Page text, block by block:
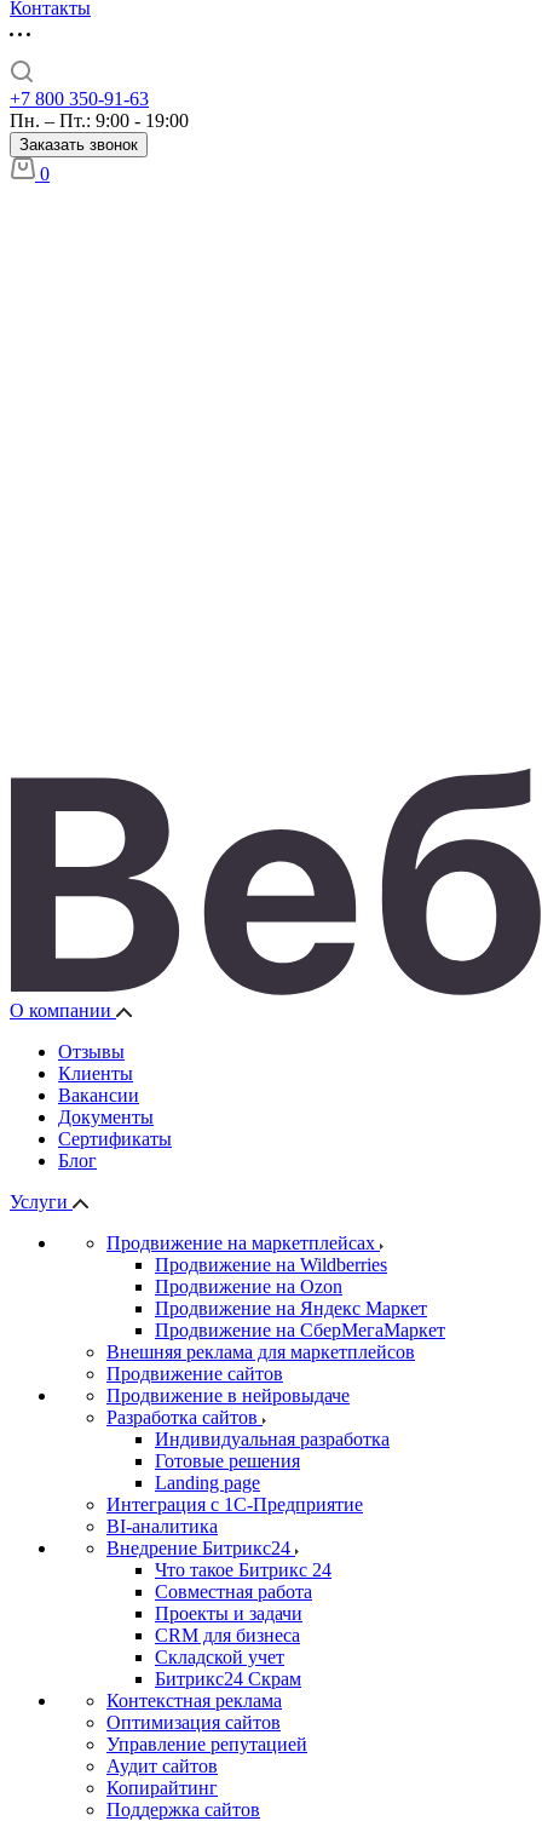
Контакты
+7 800 350-91-63
Пн. – Пт.: 9:00 - 19:00
Заказать звонок
0
О компании
Отзывы
Клиенты
Вакансии
Документы
Сертификаты
Блог
Услуги
Продвижение на маркетплейсах
Продвижение на Wildberries
Продвижение на Ozon
Продвижение на Яндекс Маркет
Продвижение на СберМегаМаркет
Внешняя реклама для маркетплейсов
Продвижение сайтов
Продвижение в нейровыдаче
Разработка сайтов
Индивидуальная разработка
Готовые решения
Landing page
Интеграция с 1С-Предприятие
BI-аналитика
Внедрение Битрикс24
Что такое Битрикс 24
Совместная работа
Проекты и задачи
СRМ для бизнеса
Складской учет
Битрикс24 Скрам
Контекстная реклама
Оптимизация сайтов
Управление репутацией
Аудит сайтов
Копирайтинг
Поддержка сайтов